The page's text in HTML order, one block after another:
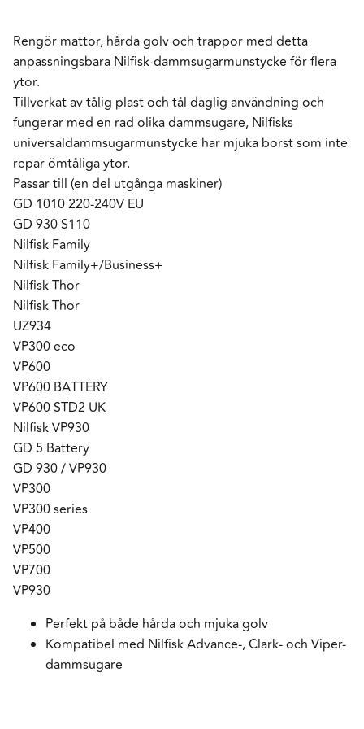
Rengör mattor, hårda golv och trappor med detta
anpassningsbara Nilfisk-dammsugarmunstycke för flera
ytor.
Tillverkat av tålig plast och tål daglig användning och
fungerar med en rad olika dammsugare, Nilfisks
universaldammsugarmunstycke har mjuka borst som inte
repar ömtåliga ytor.
Passar till (en del utgånga maskiner)
GD 1010 220-240V EU
GD 930 S110
Nilfisk Family
Nilfisk Family+/Business+
Nilfisk Thor
Nilfisk Thor
UZ934
VP300 eco
VP600
VP600 BATTERY
VP600 STD2 UK
Nilfisk VP930
GD 5 Battery
GD 930 / VP930
VP300
VP300 series
VP400
VP500
VP700
VP930
Perfekt på både hårda och mjuka golv
Kompatibel med Nilfisk Advance-, Clark- och Viper-
dammsugare